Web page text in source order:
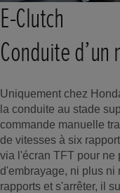
E-Clutch
Conduite
Uniquement chez
la conduite au stade
commande manuelle
de vitesses à six
via l'écran TFT pour ne
d'embrayage, ni plus ni
rapports et s'arrêter, il